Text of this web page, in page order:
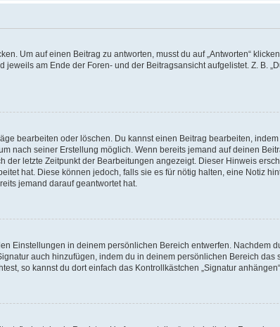
Um auf einen Beitrag zu antworten, musst du auf „Antworten“
am Ende der Foren- und der Beitragsansicht aufgelistet. Z. B.
bearbeiten oder löschen. Du kannst einen Beitrag bearbeiten, indem
nach seiner Erstellung möglich. Wenn bereits jemand auf deinen
letzte Zeitpunkt der Bearbeitungen angezeigt. Dieser Hinweis
hat. Diese können jedoch, falls sie es für nötig halten, eine Notiz
jemand darauf geantwortet hat.
Einstellungen in deinem persönlichen Bereich entwerfen. Nachdem
auch hinzufügen, indem du in deinem persönlichen Bereich
so kannst du dort einfach das Kontrollkästchen „Signatur